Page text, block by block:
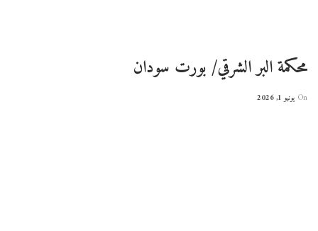
محكمة البر الشرقي/ بورت سودان
On يونيو 1, 2026